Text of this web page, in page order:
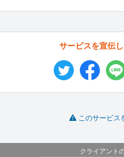
サービスを宣伝し
このサービス
クライアント